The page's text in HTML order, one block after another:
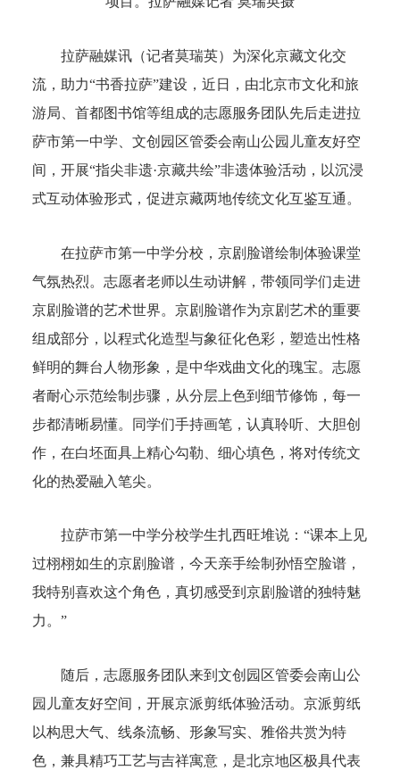
拉萨融媒讯（记者莫瑞英）为深化京藏文化交
流，助力“书香拉萨”建设，近日，由北京市文化和旅
游局、首都图书馆等组成的志愿服务团队先后走进拉
萨市第一中学、文创园区管委会南山公园儿童友好空
间，开展“指尖非遗·京藏共绘”非遗体验活动，以沉浸
式互动体验形式，促进京藏两地传统文化互鉴互通。
在拉萨市第一中学分校，京剧脸谱绘制体验课堂
气氛热烈。志愿者老师以生动讲解，带领同学们走进
京剧脸谱的艺术世界。京剧脸谱作为京剧艺术的重要
组成部分，以程式化造型与象征化色彩，塑造出性格
鲜明的舞台人物形象，是中华戏曲文化的瑰宝。志愿
者耐心示范绘制步骤，从分层上色到细节修饰，每一
步都清晰易懂。同学们手持画笔，认真聆听、大胆创
作，在白坯面具上精心勾勒、细心填色，将对传统文
化的热爱融入笔尖。
拉萨市第一中学分校学生扎西旺堆说：“课本上见
过栩栩如生的京剧脸谱，今天亲手绘制孙悟空脸谱，
我特别喜欢这个角色，真切感受到京剧脸谱的独特魅
力。”
随后，志愿服务团队来到文创园区管委会南山公
园儿童友好空间，开展京派剪纸体验活动。京派剪纸
以构思大气、线条流畅、形象写实、雅俗共赏为特
色，兼具精巧工艺与吉祥寓意，是北京地区极具代表